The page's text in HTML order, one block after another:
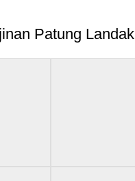
Patung Landak